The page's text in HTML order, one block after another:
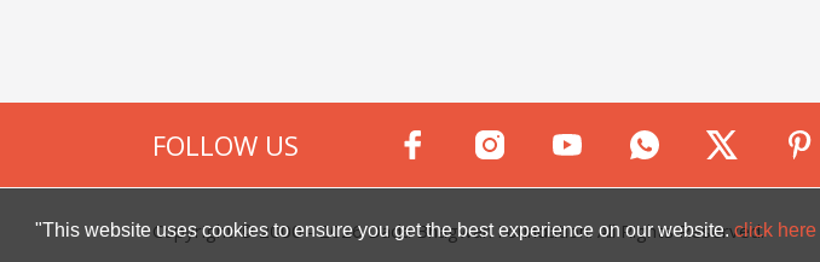
"This website uses cookies to ensure you get the best experience on our website.click here
FOLLOW US
Copyright © 2000 -2026Dada Bhagwan Foundation. All Rights Reserved.